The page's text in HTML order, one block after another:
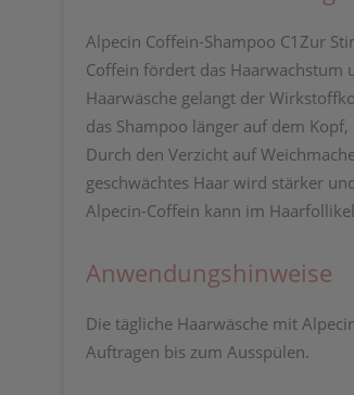
Alpecin Coffein-Shampoo C1Zur
Coffein fördert das Haarwachstum
Haarwäsche gelangt der
das Shampoo länger auf dem
Durch den Verzicht auf
geschwächtes Haar wird stärker
Alpecin-Coffein kann im
Anwendungshinweise
Die tägliche Haarwäsche mit
Auftragen bis zum Ausspülen.